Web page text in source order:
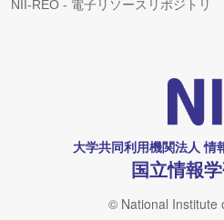
NII-REO - 電子リソースリポジトリ
大学共同利用機関法人 情
国立情報
© National Institute